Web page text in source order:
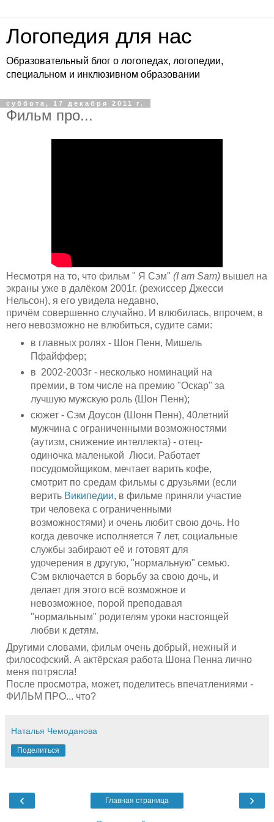
Логопедия для нас
Образовательный блог о логопедах, логопедии,
специальном и инклюзивном образовании
суббота, 17 декабря 2011 г.
Фильм про...
Несмотря на то, что фильм " Я Сэм" (I am Sam) вышел на
экраны уже в далёком 2001г. (режиссер Джесси
Нельсон), я его увидела недавно,
причём совершенно случайно. И влюбилась, впрочем, в
него невозможно не влюбиться, судите сами:
в главных ролях - Шон Пенн, Мишель
Пфайффер;
в 2002-2003г - несколько номинаций на
премии, в том числе на премию "Оскар" за
лучшую мужскую роль (Шон Пенн);
сюжет - Сэм Доусон (Шонн Пенн), 40летний
мужчина с ограниченными возможностями
(аутизм, снижение интеллекта) - отец-
одиночка маленькой Люси. Работает
посудомойщиком, мечтает варить кофе,
смотрит по средам фильмы с друзьями (если
веритьВикипедии, в фильме приняли участие
три человека с ограниченными
возможностями) и очень любит свою дочь. Но
когда девочке исполняется 7 лет, социальные
службы забирают её и готовят для
удочерения в другую, "нормальную" семью.
Сэм включается в борьбу за свою дочь, и
делает для этого всё возможное и
невозможное, порой преподавая
"нормальным" родителям уроки настоящей
любви к детям.
Другими словами, фильм очень добрый, нежный и
философский. А актёрская работа Шона Пенна лично
меня потрясла!
После просмотра, может, поделитесь впечатлениями -
ФИЛЬМ ПРО... что?
Наталья Чемоданова
Поделиться
‹ ›
Главная страница